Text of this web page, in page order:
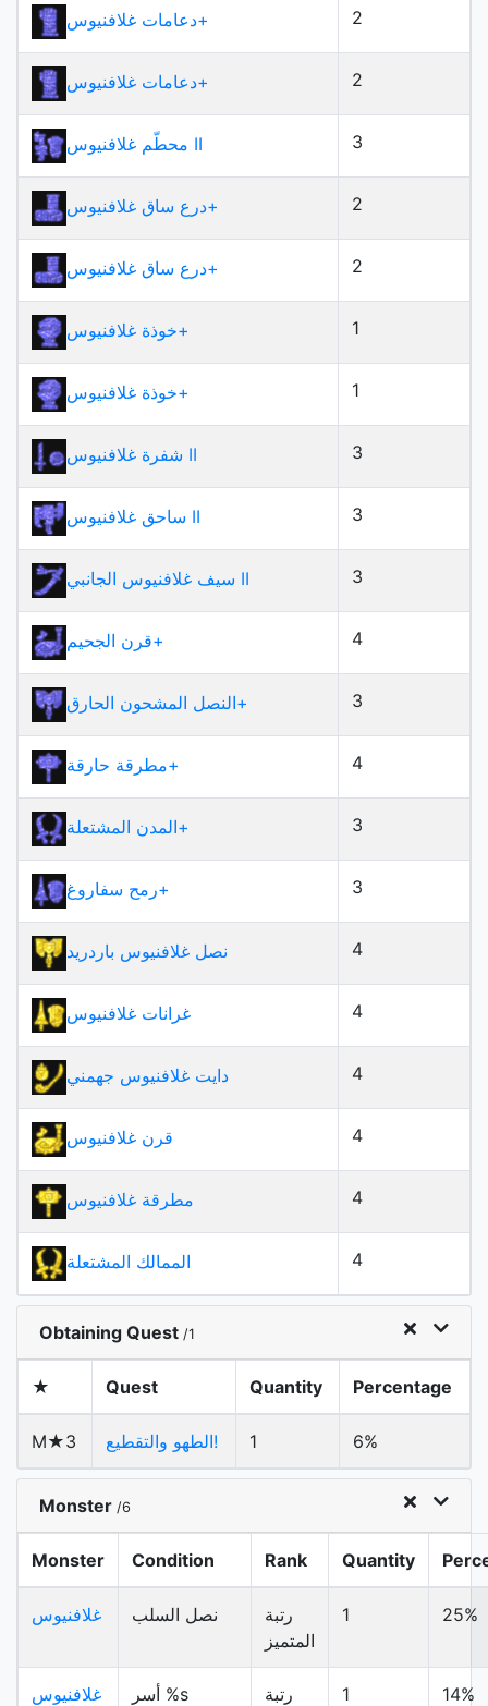
دعامات غلافنيوس+ 2
دعامات غلافنيوس+ 2
محطّم غلافنيوس II 3
درع ساق غلافنيوس+ 2
درع ساق غلافنيوس+ 2
خوذة غلافنيوس+ 1
خوذة غلافنيوس+ 1
شفرة غلافنيوس II 3
ساحق غلافنيوس II 3
سيف غلافنيوس الجانبي II 3
قرن الجحيم+ 4
النصل المشحون الحارق+ 3
مطرقة حارقة+ 4
المدن المشتعلة+ 3
رمح سفاروغ+ 3
نصل غلافنيوس باردريد 4
غرانات غلافنيوس 4
دايت غلافنيوس جهمني 4
قرن غلافنيوس 4
مطرقة غلافنيوس 4
الممالك المشتعلة 4
Obtaining Quest /1
★ Quest Quantity Percentage
M★3 الطهو والتقطيع! 1 6%
Monster /6
Monster Condition Rank Quantity
غلافنيوس نصل السلب
رتبة
المتميز
1 25%
غلافنيوس أسر %s
رتبة
1 14%